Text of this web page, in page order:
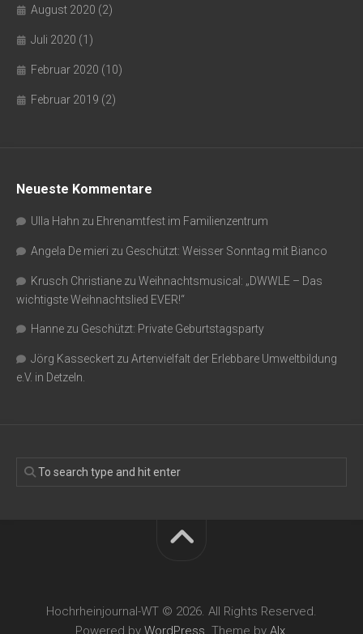
August 2020 (2)
Juli 2020 (1)
Februar 2020 (10)
Februar 2019 (2)
Neueste Kommentare
Ulla Hahn zu Ehrenamtfest im Familienzentrum
Angela De mieri zu Geschützt: Weisser Sonntag mit Bianco
Krusch Christiane zu Weihnachtsmusical: „DWWLE – Das
wichtigste Weihnachtslied EVER!“
Hanne zu Geschützt: Private Geburtstagsparty
Jörg Kasseckert zu Artenvielfalt der Erlebbare Umweltbildung
e.V. in Detzeln.
Hochrheinjournal-WT © 2026. All Rights Reserved.
Powered by WordPress . Theme by Alx.